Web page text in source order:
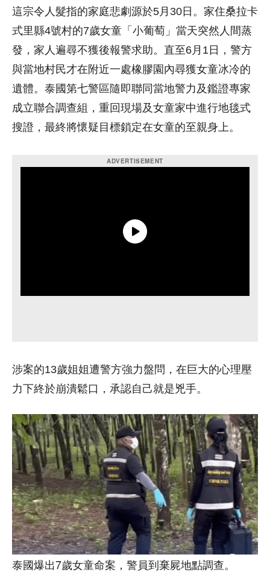
這宗令人髮指的家庭悲劇源於5月30日。家住桑拉卡
式里縣4號村的7歲女童「小葡萄」當天突然人間蒸
發，家人遍尋不獲後報警求助。直至6月1日，警方
與當地村民才在附近一處橡膠園內尋獲女童冰冷的
遺體。泰國第七警區隨即聯同當地警力及鑑證專家
成立聯合調查組，重回現場及女童家中進行地毯式
搜證，最終將懷疑目標鎖定在女童的至親身上。
涉案的13歲姐姐遭警方強力盤問，在巨大的心理壓
力下終於崩潰鬆口，承認自己就是兇手。
泰國爆出7歲女童命案，警員到棄屍地點調查。